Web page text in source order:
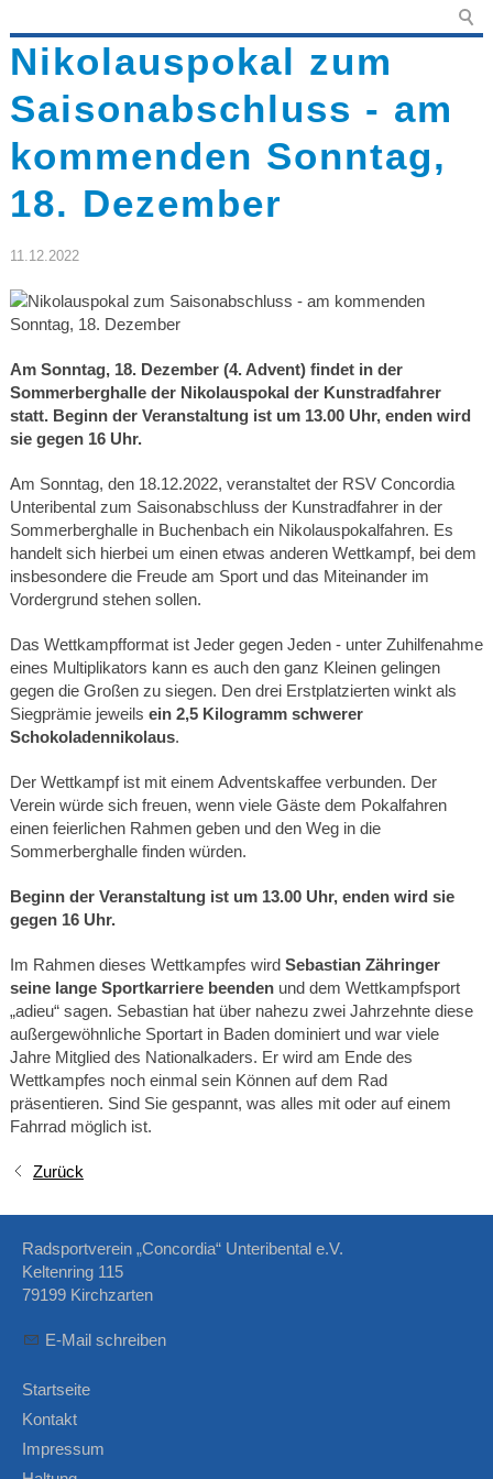
Nikolauspokal zum
Saisonabschluss - am
kommenden Sonntag,
18. Dezember
11.12.2022
Am Sonntag, 18. Dezember (4. Advent) findet in der
Sommerberghalle der Nikolauspokal der Kunstradfahrer
statt. Beginn der Veranstaltung ist um 13.00 Uhr, enden wird
sie gegen 16 Uhr.
Am Sonntag, den 18.12.2022, veranstaltet der RSV Concordia
Unteribental zum Saisonabschluss der Kunstradfahrer in der
Sommerberghalle in Buchenbach ein Nikolauspokalfahren. Es
handelt sich hierbei um einen etwas anderen Wettkampf, bei dem
insbesondere die Freude am Sport und das Miteinander im
Vordergrund stehen sollen.
Das Wettkampfformat ist Jeder gegen Jeden - unter Zuhilfenahme
eines Multiplikators kann es auch den ganz Kleinen gelingen
gegen die Großen zu siegen. Den drei Erstplatzierten winkt als
Siegprämie jeweils ein 2,5 Kilogramm schwerer
Schokoladennikolaus.
Der Wettkampf ist mit einem Adventskaffee verbunden. Der
Verein würde sich freuen, wenn viele Gäste dem Pokalfahren
einen feierlichen Rahmen geben und den Weg in die
Sommerberghalle finden würden.
Beginn der Veranstaltung ist um 13.00 Uhr, enden wird sie
gegen 16 Uhr.
Im Rahmen dieses Wettkampfes wird Sebastian Zähringer
seine lange Sportkarriere beendenund dem Wettkampfsport
„adieu“ sagen. Sebastian hat über nahezu zwei Jahrzehnte diese
außergewöhnliche Sportart in Baden dominiert und war viele
Jahre Mitglied des Nationalkaders. Er wird am Ende des
Wettkampfes noch einmal sein Können auf dem Rad
präsentieren. Sind Sie gespannt, was alles mit oder auf einem
Fahrrad möglich ist.
Zurück
Radsportverein „Concordia“ Unteribental e.V.
Keltenring 115
79199 Kirchzarten
E-Mail schreiben
Startseite
Kontakt
Impressum